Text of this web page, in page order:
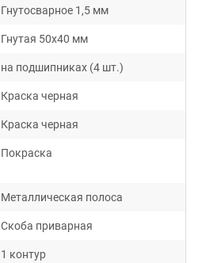
Гнутосварное 1,5 мм
Гнутая 50х40 мм
на подшипниках (4 шт.)
Краска черная
Краска черная
Покраска
Металлическая полоса
Скоба приварная
1 контур